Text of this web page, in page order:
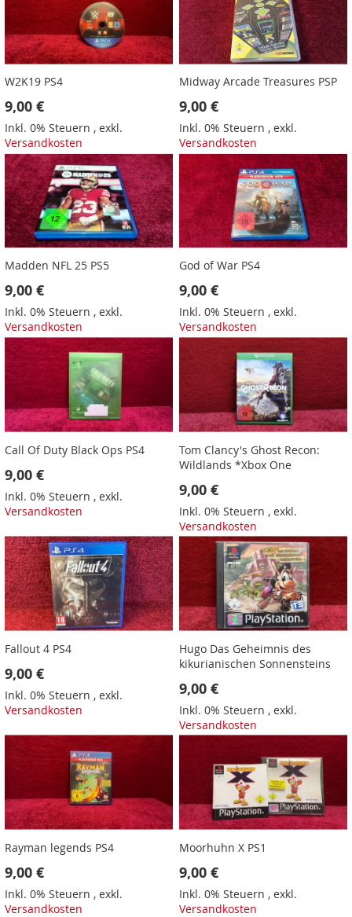
W2K19 PS4
9,00 €
Inkl. 0% Steuern , exkl.
Versandkosten
Midway Arcade Treasures PSP
9,00 €
Inkl. 0% Steuern ,exkl.
Versandkosten
Madden NFL 25 PS5
9,00 €
Inkl. 0% Steuern , exkl.
Versandkosten
God of War PS4
9,00 €
Inkl. 0% Steuern ,exkl.
Versandkosten
Call Of Duty Black Ops PS4
9,00 €
Inkl. 0% Steuern , exkl.
Versandkosten
Tom Clancy's Ghost Recon:
Wildlands *Xbox One
9,00 €
Inkl. 0% Steuern ,exkl.
Versandkosten
Fallout 4 PS4
9,00 €
Inkl. 0% Steuern , exkl.
Versandkosten
Hugo Das Geheimnis des
kikurianischen Sonnensteins
9,00 €
Inkl. 0% Steuern ,exkl.
Versandkosten
Rayman legends PS4
9,00 €
Inkl. 0% Steuern , exkl.
Versandkosten
Moorhuhn X PS1
9,00 €
Inkl. 0% Steuern ,exkl.
Versandkosten